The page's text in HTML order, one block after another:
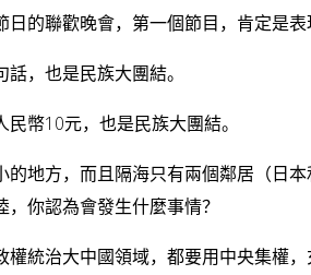
的聯歡晚會，第一個節目，肯定是表
，也是民族大團結。
幣10元，也是民族大團結。
的地方，而且隔海只有兩個鄰居（日
你認為會發生什麼事情？
權統治大中國領域，都要用中央集權